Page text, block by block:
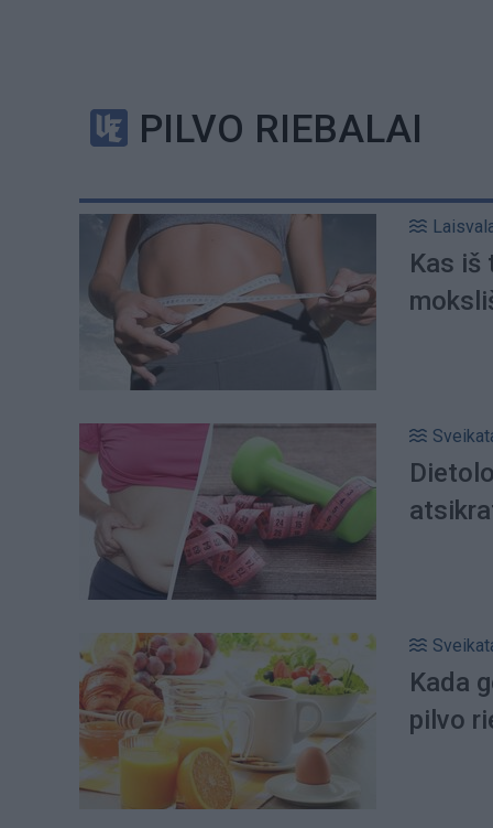
PILVO RIEBALAI
Kas iš
Kada
pilvo